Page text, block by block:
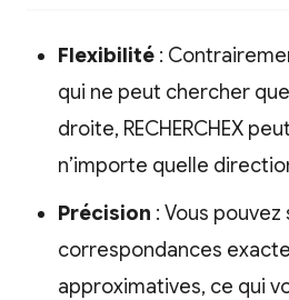
Flexibilité :
qui ne peut chercher
droite, RECHERCHEX
n’importe quelle
Précision : Vous
correspondances
approximatives, ce qui